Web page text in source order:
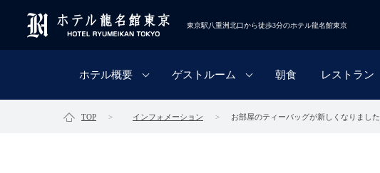
東京駅八重洲北口から徒歩3分のホテル龍名館東京
ホテル概要 ゲストルーム 朝食 レストラン
TOP インフォメーション お部屋のティーバッグが新しくなりました